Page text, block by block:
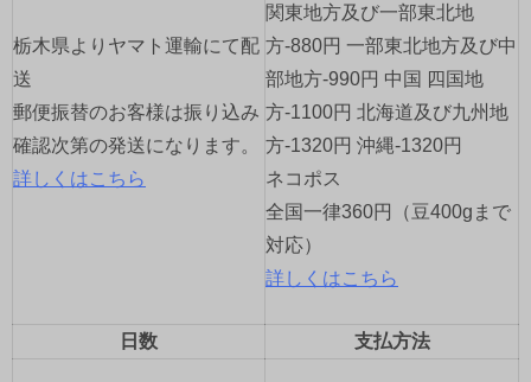
ン
栃木県よりヤマト運輸にて配
送
郵便振替のお客様は振り込み
確認次第の発送になります。
詳しくはこちら
関東地方及び一部東北地
方-880円 一部東北地方及び中
部地方-990円 中国 四国地
方-1100円 北海道及び九州地
方-1320円 沖縄-1320円
ネコポス
全国一律360円（豆400gまで
対応）
詳しくはこちら
日数 支払方法